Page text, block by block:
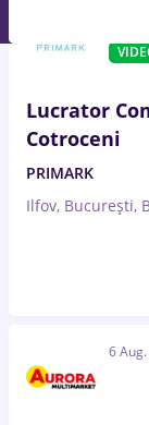
Lucrator
Cotroceni
PRIMARK
Ilfov, București,
6